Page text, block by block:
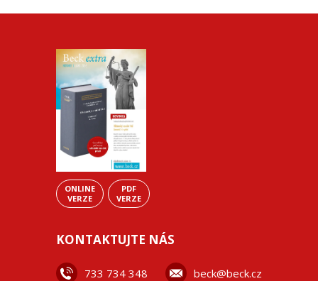
ONLINE
VERZE
PDF
VERZE
KONTAKTUJTE NÁS
733 734 348 beck@beck.cz